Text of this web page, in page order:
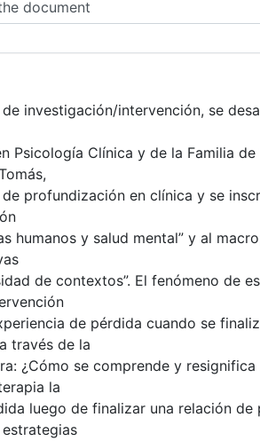
investigación/intervención, se
Psicología Clínica y de la Familia de
profundización en clínica y se
humanos y salud mental” y al
de contextos”. El fenómeno de
de pérdida cuando se
través de la
¿Cómo se comprende y resignifica
la
luego de finalizar una relación de